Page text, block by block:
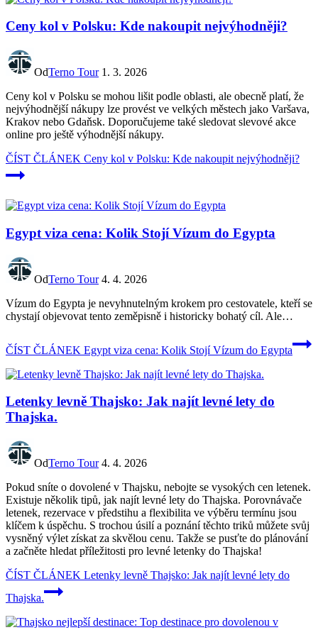
Ceny kol v Polsku: Kde nakoupit nejvýhodněji?
OdTerno Tour 1. 3. 2026
Ceny kol v Polsku se mohou lišit podle oblasti, ale obecně platí, že
nejvýhodnější nákupy lze provést ve velkých městech jako Varšava,
Krakov nebo Gdaňsk. Doporučujeme také sledovat slevové akce
online pro ještě výhodnější nákupy.
ČÍST ČLÁNEK Ceny kol v Polsku: Kde nakoupit nejvýhodněji?
Egypt viza cena: Kolik Stojí Vízum do Egypta
OdTerno Tour 4. 4. 2026
Vízum do Egypta je nevyhnutelným krokem pro cestovatele, kteří se
chystají objevovat tento zeměpisně i historicky bohatý cíl. Ale…
ČÍST ČLÁNEK Egypt viza cena: Kolik Stojí Vízum do Egypta
Letenky levně Thajsko: Jak najít levné lety do
Thajska.
OdTerno Tour 4. 4. 2026
Pokud sníte o dovolené v Thajsku, nebojte se vysokých cen letenek.
Existuje několik tipů, jak najít levné lety do Thajska. Porovnávače
letenek, rezervace v předstihu a flexibilita ve výběru termínu jsou
klíčem k úspěchu. S trochou úsilí a poznání těchto triků můžete svůj
vysněný výlet získat za skvělou cenu. Takže se pusťte do plánování
a začněte hledat příležitosti pro levné letenky do Thajska!
ČÍST ČLÁNEK Letenky levně Thajsko: Jak najít levné lety do
Thajska.